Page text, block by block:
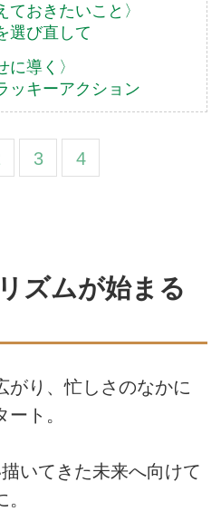
ておきたいこと〉
選び直して
に導く〉
ッキーアクション
3 4
ズムが始まる
がり、忙しさのなかに
ト。
いてきた未来へ向けて